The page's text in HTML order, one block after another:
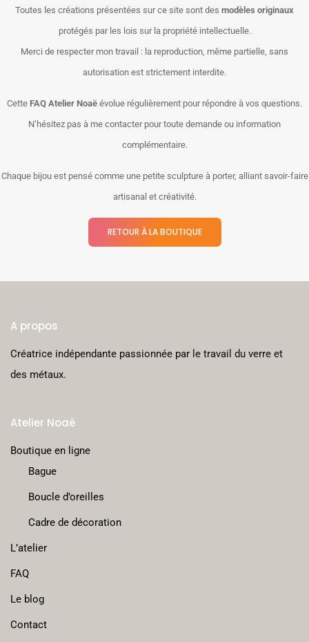
Toutes les créations présentées sur ce site sont des modèles originaux
protégés par les lois sur la propriété intellectuelle.
Merci de respecter mon travail : la reproduction, même partielle, sans
autorisation est strictement interdite.
Cette FAQ Atelier Noaë évolue régulièrement pour répondre à vos questions.
N’hésitez pas à me contacter pour toute demande ou information
complémentaire.
Chaque bijou est pensé comme une petite sculpture à porter, alliant savoir-faire
artisanal et créativité.
RETOUR À LA BOUTIQUE
A propos
Créatrice indépendante passionnée par le travail du verre et
des métaux.
Atelier Noaë
Boutique en ligne
Bague
Boucle d’oreilles
Cadre de décoration
L’atelier
FAQ
Le blog
Contact